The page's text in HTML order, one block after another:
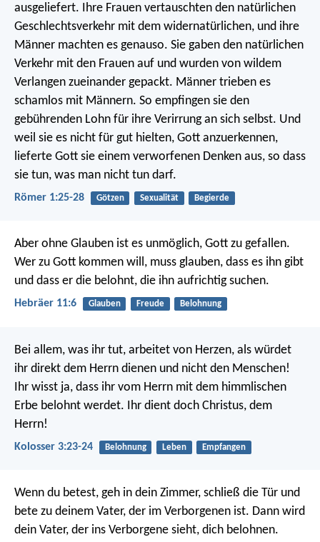
ausgeliefert. Ihre Frauen vertauschten den natürlichen
Geschlechtsverkehr mit dem widernatürlichen, und ihre
Männer machten es genauso. Sie gaben den natürlichen
Verkehr mit den Frauen auf und wurden von wildem
Verlangen zueinander gepackt. Männer trieben es
schamlos mit Männern. So empfingen sie den
gebührenden Lohn für ihre Verirrung an sich selbst. Und
weil sie es nicht für gut hielten, Gott anzuerkennen,
lieferte Gott sie einem verworfenen Denken aus, so dass
sie tun, was man nicht tun darf.
Römer 1:25-28 Götzen Sexualität Begierde
Aber ohne Glauben ist es unmöglich, Gott zu gefallen.
Wer zu Gott kommen will, muss glauben, dass es ihn gibt
und dass er die belohnt, die ihn aufrichtig suchen.
Hebräer 11:6 Glauben Freude Belohnung
Bei allem, was ihr tut, arbeitet von Herzen, als würdet
ihr direkt dem Herrn dienen und nicht den Menschen!
Ihr wisst ja, dass ihr vom Herrn mit dem himmlischen
Erbe belohnt werdet. Ihr dient doch Christus, dem
Herrn!
Kolosser 3:23-24 Belohnung Leben Empfangen
Wenn du betest, geh in dein Zimmer, schließ die Tür und
bete zu deinem Vater, der im Verborgenen ist. Dann wird
dein Vater, der ins Verborgene sieht, dich belohnen.